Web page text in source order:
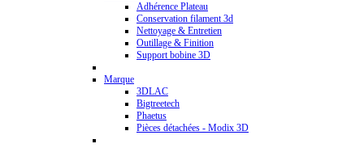
Adhérence Plateau
Conservation filament 3d
Nettoyage & Entretien
Outillage & Finition
Support bobine 3D
Marque
3DLAC
Bigtreetech
Phaetus
Pièces détachées - Modix 3D